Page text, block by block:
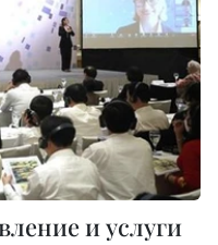
и услуги